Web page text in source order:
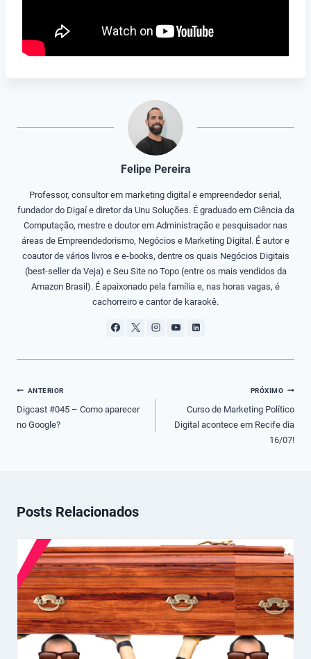
Felipe Pereira
Professor, consultor em marketing digital e empreendedor serial,
fundador do Digaí e diretor da Unu Soluções. É graduado em Ciência da
Computação, mestre e doutor em Administração e pesquisador nas
áreas de Empreendedorismo, Negócios e Marketing Digital. É autor e
coautor de vários livros e e-books, dentre os quais Negócios Digitais
(best-seller da Veja) e Seu Site no Topo (entre os mais vendidos da
Amazon Brasil). É apaixonado pela família e, nas horas vagas, é
cachorreiro e cantor de karaokê.
Navegação
de
Post
ANTERIOR
Digcast #045 – Como aparecer
no Google?
PRÓXIMO
Curso de Marketing Político
Digital acontece em Recife dia
16/07!
Posts Relacionados